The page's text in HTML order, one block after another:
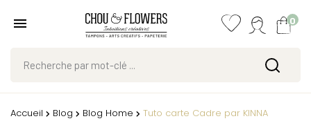
0
Accueil Blog Blog Home Tuto carte Cadre par KINNA